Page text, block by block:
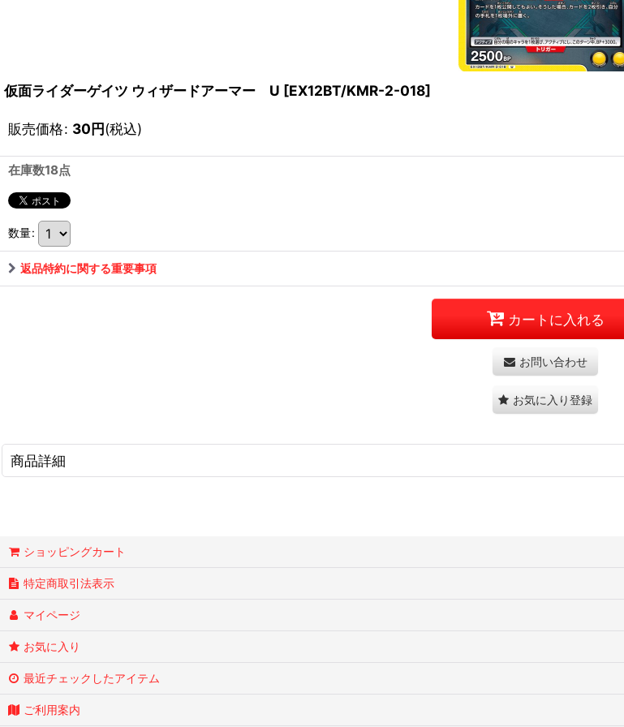
仮面ライダーゲイツ ウィザードアーマー U [EX12BT/KMR-2-018]
販売価格: 30円(税込)
在庫数18点
数量:
返品特約に関する重要事項
カートに入れる
お問い合わせ
お気に入り登録
商品詳細
ショッピングカート
特定商取引法表示
マイページ
お気に入り
最近チェックしたアイテム
ご利用案内